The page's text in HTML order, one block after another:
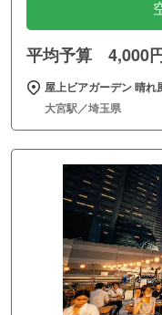
平均予算 4,000
屋上ビアガーデン 晴れ
大宮駅／埼玉県